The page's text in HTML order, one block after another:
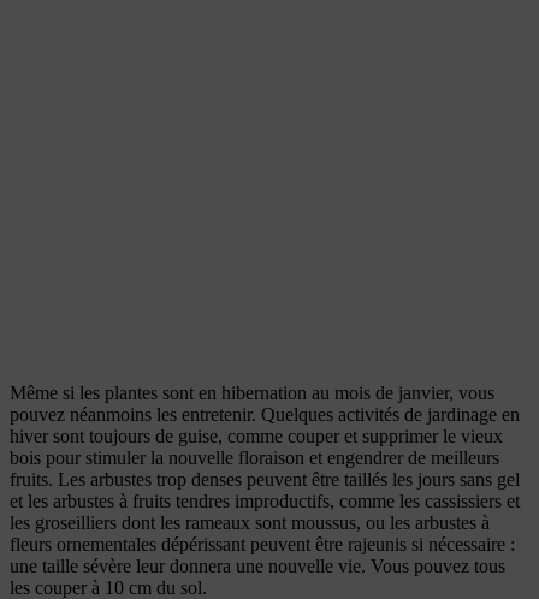
Même si les plantes sont en hibernation au mois de janvier, vous
pouvez néanmoins les entretenir. Quelques activités de jardinage en
hiver sont toujours de guise, comme couper et supprimer le vieux
bois pour stimuler la nouvelle floraison et engendrer de meilleurs
fruits. Les arbustes trop denses peuvent être taillés les jours sans gel
et les arbustes à fruits tendres improductifs, comme les cassissiers et
les groseilliers dont les rameaux sont moussus, ou les arbustes à
fleurs ornementales dépérissant peuvent être rajeunis si nécessaire :
une taille sévère leur donnera une nouvelle vie. Vous pouvez tous
les couper à 10 cm du sol.